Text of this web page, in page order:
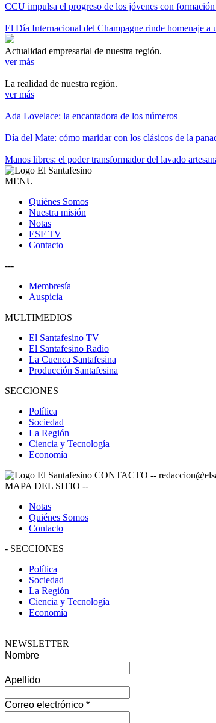
CCU impulsa el progreso de los jóvenes con
El Día Internacional del Champagne rinde homenaje a
Actualidad empresarial de nuestra región.
ver más
La realidad de nuestra región.
ver más
Ada Lovelace: la encantadora de los números
Día del Mate: cómo maridar con los clásicos de la
Manos libres: el poder transformador del lavado
MENU
Quiénes Somos
Nuestra misión
Notas
ESF TV
Contacto
---
Membresía
Auspicia
MULTIMEDIOS
El Santafesino TV
El Santafesino Radio
La Cuenca Santafesina
Producción Santafesina
SECCIONES
Política
Sociedad
La Región
Ciencia y Tecnología
Economía
CONTACTO --
MAPA DEL SITIO --
Notas
Quiénes Somos
Contacto
- SECCIONES
Política
Sociedad
La Región
Ciencia y Tecnología
Economía
NEWSLETTER
Nombre
Apellido
Correo electrónico *